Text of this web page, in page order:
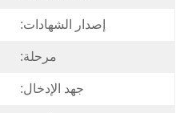
إصدار الشهادات:
مرحلة:
جهد الإدخال: